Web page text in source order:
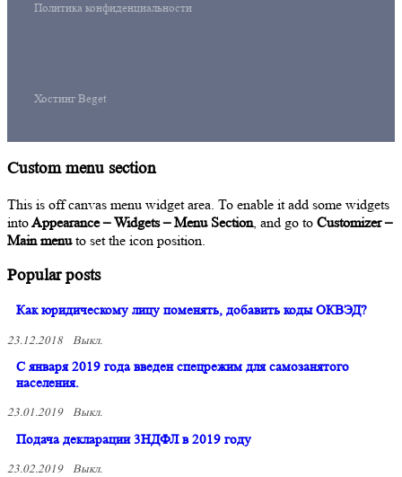
Политика конфиденциальности
Хостинг Beget
Custom menu section
This is off canvas menu widget area. To enable it add some widgets
intoAppearance – Widgets – Menu Section, and go to Customizer –
Main menuto set the icon position.
Popular posts
Как юридическому лицу поменять, добавить коды ОКВЭД?
23.12.2018 Выкл.
С января 2019 года введен спецрежим для самозанятого
населения.
23.01.2019 Выкл.
Подача декларации 3НДФЛ в 2019 году
23.02.2019 Выкл.